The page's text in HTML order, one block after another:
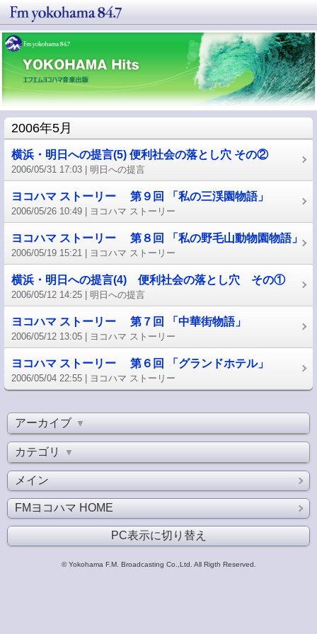
2006年5月
横浜・明日への提言(5) 便利社会の落とし穴 その②
2006/05/31 17:03 明日への提言
ヨコハマ ストーリー 第９回 「私の三渓園物語」
2006/05/26 10:49 ヨコハマ ストーリー
ヨコハマ ストーリー 第８回 「私の野毛山動物園物語」
2006/05/19 15:21 ヨコハマ ストーリー
横浜・明日への提言(4) 便利社会の落とし穴 その①
2006/05/12 14:25 明日への提言
ヨコハマ ストーリー 第７回 「中華街物語」
2006/05/12 13:05 ヨコハマ ストーリー
ヨコハマ ストーリー 第６回 「グランドホテル」
2006/05/04 22:55 ヨコハマ ストーリー
アーカイブ ▼
カテゴリ ▼
メイン
FMヨコハマ HOME
PC表示に切り替え
© Yokohama F.M. Broadcasting Co.,Ltd. All Rigth Reserved.